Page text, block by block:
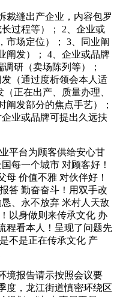
缝出产企业，内容包罗
过程等）； 2、企业或
市场定位）； 3、同业阐
阐发）； 4、企业或品牌
研（卖场陈列等）；
（通过度析领会本人适
正在出产、质量办理、
阐发部分的焦点手艺）；
业或品牌可提出久远扶
台为顾客供给安心甘
每一个城市 对顾客好！
母 价值不雅 对伙伴好！
答 勤奋奋斗！用双手改
、永不放弃 米村人天敌
以身做则来传承文化 办
程看本人！呈现了问题先
不是正在传承文化 产
报告请示按照会议要
度，龙江街道慎密环绕区